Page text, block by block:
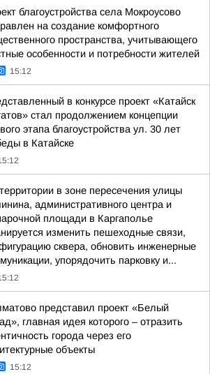
благоустройства села Мокроусово
на создание комфортного
пространства, учитывающего
особенности и потребности жителей
15:12
в конкурсе проект «Катайск
стал продолжением концепции
этапа благоустройства ул. 30 лет
в Катайске
в зоне пересечения улицы
административного центра и
площади в Каргаполье
изменить пешеходные связи,
сквера, обновить инженерные
упорядочить парковку и...
представил проект «Белый
главная идея которого – отразить
города через его
объекты
15:12